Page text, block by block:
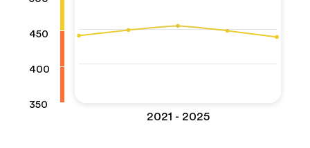
450
400
350
2021 - 2025